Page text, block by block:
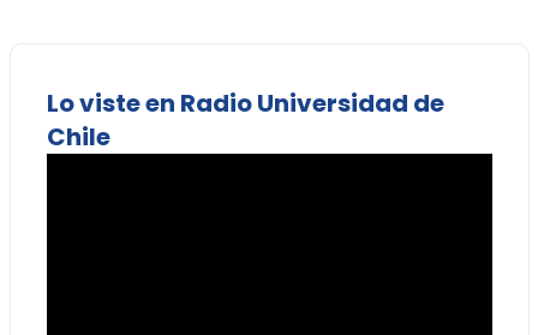
Lo viste en Radio Universidad de
Chile